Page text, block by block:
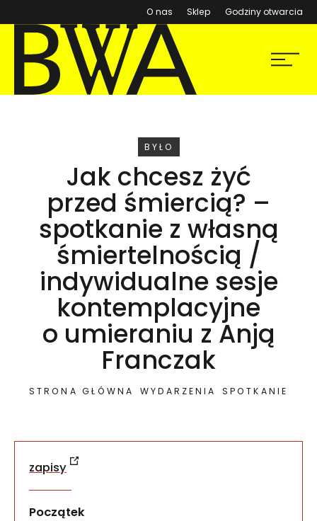
O nas Sklep (otwiera się w nowym
Godziny otwarcia
BWA Wrocław
Galerie Sztuki Współczesnej
Menu
WYDARZENIE
BYŁO
Jak chcesz żyć
przed śmiercią? –
spotkanie z własną
śmiertelnością /
indywidualne sesje
kontemplacyjne
o umieraniu z Anją
Franczak
STRONA GŁÓWNA WYDARZENIA SPOTKANIE
zapisy
Początek